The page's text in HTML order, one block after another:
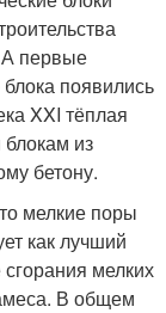
А первые
появились
XXI тёплая
из
бетону.
мелкие поры
как лучший
мелких
В общем